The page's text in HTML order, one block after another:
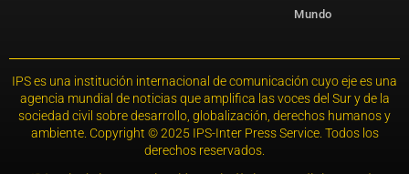
Mundo
IPS es una institución internacional de comunicación cuyo eje es una
agencia mundial de noticias que amplifica las voces del Sur y de la
sociedad civil sobre desarrollo, globalización, derechos humanos y
ambiente. Copyright © 2025 IPS-Inter Press Service. Todos los
derechos reservados.